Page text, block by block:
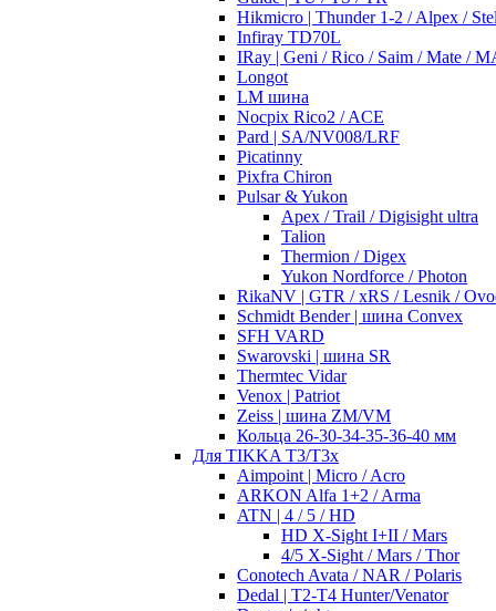
Hikmicro | Thunder 1-2 / Alpex /
Infiray TD70L
IRay | Geni / Rico / Saim / Mate /
Longot
LM шина
Nocpix Rico2 / ACE
Pard | SA/NV008/LRF
Picatinny
Pixfra Chiron
Pulsar & Yukon
Apex / Trail / Digisight ultra
Talion
Thermion / Digex
Yukon Nordforce / Photon
RikaNV | GTR / xRS / Lesnik /
Schmidt Bender | шина Convex
SFH VARD
Swarovski | шина SR
Thermtec Vidar
Venox | Patriot
Zeiss | шина ZM/VM
Кольца 26-30-34-35-36-40 мм
Для TIKKA T3/T3x
Aimpoint | Micro / Acro
ARKON Alfa 1+2 / Arma
ATN | 4 / 5 / HD
HD X-Sight I+II / Mars
4/5 X-Sight / Mars / Thor
Conotech Avata / NAR / Polaris
Dedal | T2-T4 Hunter/Venator